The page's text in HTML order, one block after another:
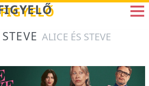
ALICE ÉS STEVE